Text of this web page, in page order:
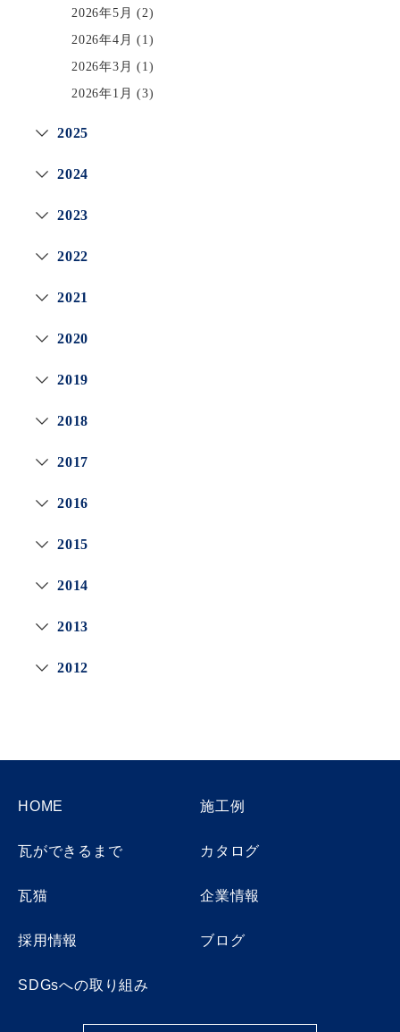
2026年5月 (2)
2026年4月 (1)
2026年3月 (1)
2026年1月 (3)
2025
2024
2023
2022
2021
2020
2019
2018
2017
2016
2015
2014
2013
2012
HOME 施工例
瓦ができるまで カタログ
瓦猫 企業情報
採用情報 ブログ
SDGsへの取り組み